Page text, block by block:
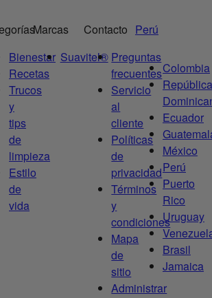
Bienestar
Recetas
Trucos
y
tips
de
limpieza
Estilo
de
vida
Marcas
Suavitel®
Contacto
Preguntas
frecuentes
Servicio
al
cliente
Políticas
de
privacidad
Términos
y
condiciones
Mapa
de
sitio
Administrar
Perú
Colombia
República
Ecuador
México
Perú
Puerto
Rico
Uruguay
Brasil
Jamaica